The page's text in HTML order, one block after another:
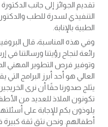
تقديم الجوائز إلى جانب
التنفيذي لسدرة للطب
الطبية بالإنابة.
وفي هذه المناسبة، قال
رائعة لنجاح رؤيتنا ورسالتنا في
وتوفير فرص التطوير المهني
العالي هو أحد أبرز البرامج
يثلج صدورنا حقًا أن نرى
تكونون الملاذ للعديد من
يلوذون بكم للإجابة على
أطفالهم. ونحن نثق ثقة